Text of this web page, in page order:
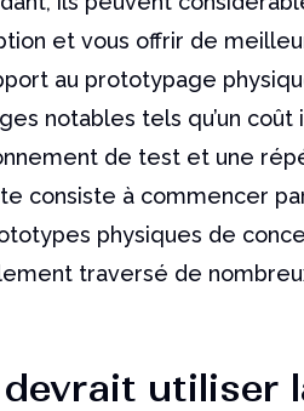
et vous offrir de
au prototypage
notables tels qu’un
de test et une
consiste à commencer
physiques de
traversé de
utiliser